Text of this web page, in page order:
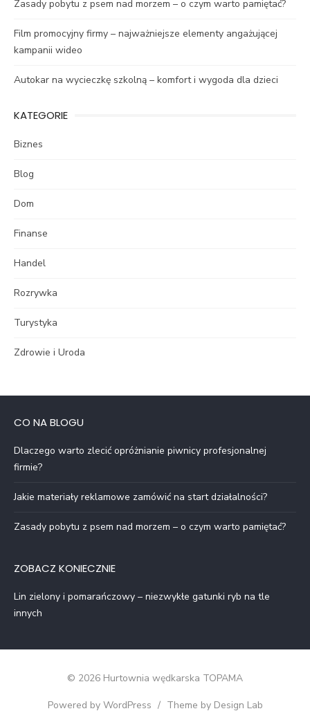
Zasady pobytu z psem nad morzem – o czym warto pamiętać?
Film promocyjny firmy – najważniejsze elementy angażującej
kampanii wideo
Autokar na wycieczkę szkolną – komfort i wygoda dla dzieci
KATEGORIE
Biznes
Blog
Dom
Finanse
Handel
Rozrywka
Turystyka
Zdrowie i Uroda
CO NA BLOGU
Dlaczego warto zlecić opróżnianie piwnicy profesjonalnej
firmie?
Jakie materiały reklamowe zamówić na start działalności?
Zasady pobytu z psem nad morzem – o czym warto pamiętać?
ZOBACZ KONIECZNIE
Lin zielony i pomarańczowy – niezwykłe gatunki ryb na tle
innych
© 2026 Hurtownia wędkarska TOPAMA
Powered by WordPress / Theme by Design Lab